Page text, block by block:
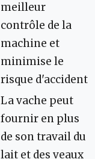
meilleur
contrôle de la
machine et
minimise le
risque d'accident
La vache peut
fournir en plus
de son travail du
lait et des veaux